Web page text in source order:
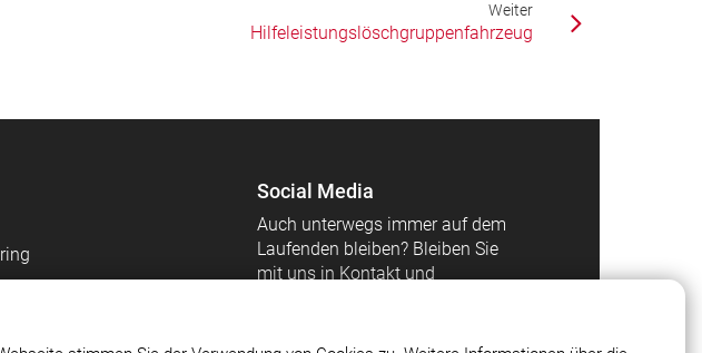
Weiter
Hilfeleistungslöschgruppenfahrzeug
Social Media
Auch unterwegs immer auf dem
Laufenden bleiben? Bleiben Sie
mit uns in Kontakt und